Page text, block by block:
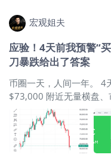
宏观姐夫
应验！4天前我预警“
刀暴跌给出了答案
币圈一天，人间一年。 4
$73,000 附近无量横盘、
了一篇文章《比特币遭遇
Crypto市场的买盘正在从
确：这波调整的根本驱
ETF、链上新资金的集体